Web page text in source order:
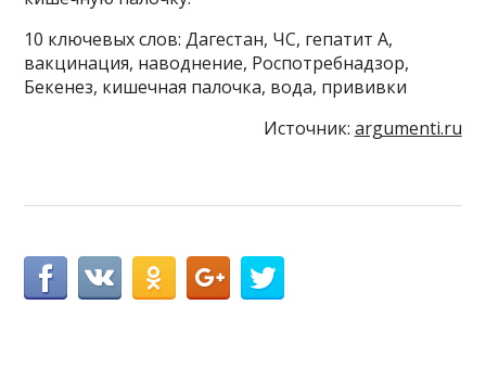
10 ключевых слов: Дагестан, ЧС, гепатит А,
вакцинация, наводнение, Роспотребнадзор,
Бекенез, кишечная палочка, вода, прививки
Источник: argumenti.ru